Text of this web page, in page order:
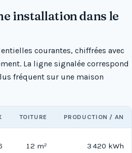
installation dans le
courantes, chiffrées avec
La ligne signalée correspond
fréquent sur une maison
TOITURE PRODUCTION / AN
12 m² 3 420 kWh